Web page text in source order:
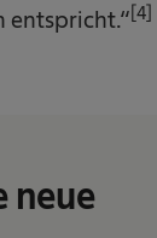
entspricht.“[4]
neue